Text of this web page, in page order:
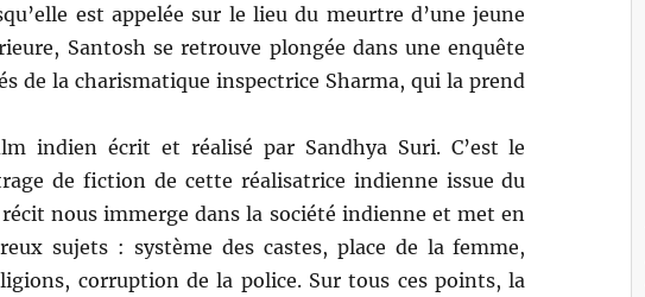
est appelée sur le lieu du meurtre d’une jeune
Santosh se retrouve plongée dans une enquête
de la charismatique inspectrice Sharma, qui la prend
indien écrit et réalisé par Sandhya Suri. C’est le
de fiction de cette réalisatrice indienne issue du
nous immerge dans la société indienne et met en
sujets : système des castes, place de la femme,
corruption de la police. Sur tous ces points, la